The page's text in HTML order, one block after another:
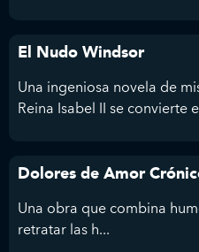
El Nudo Windsor
Una ingeniosa novela de
Reina Isabel II se convierte
Dolores de Amor
Una obra que combina
retratar las h...